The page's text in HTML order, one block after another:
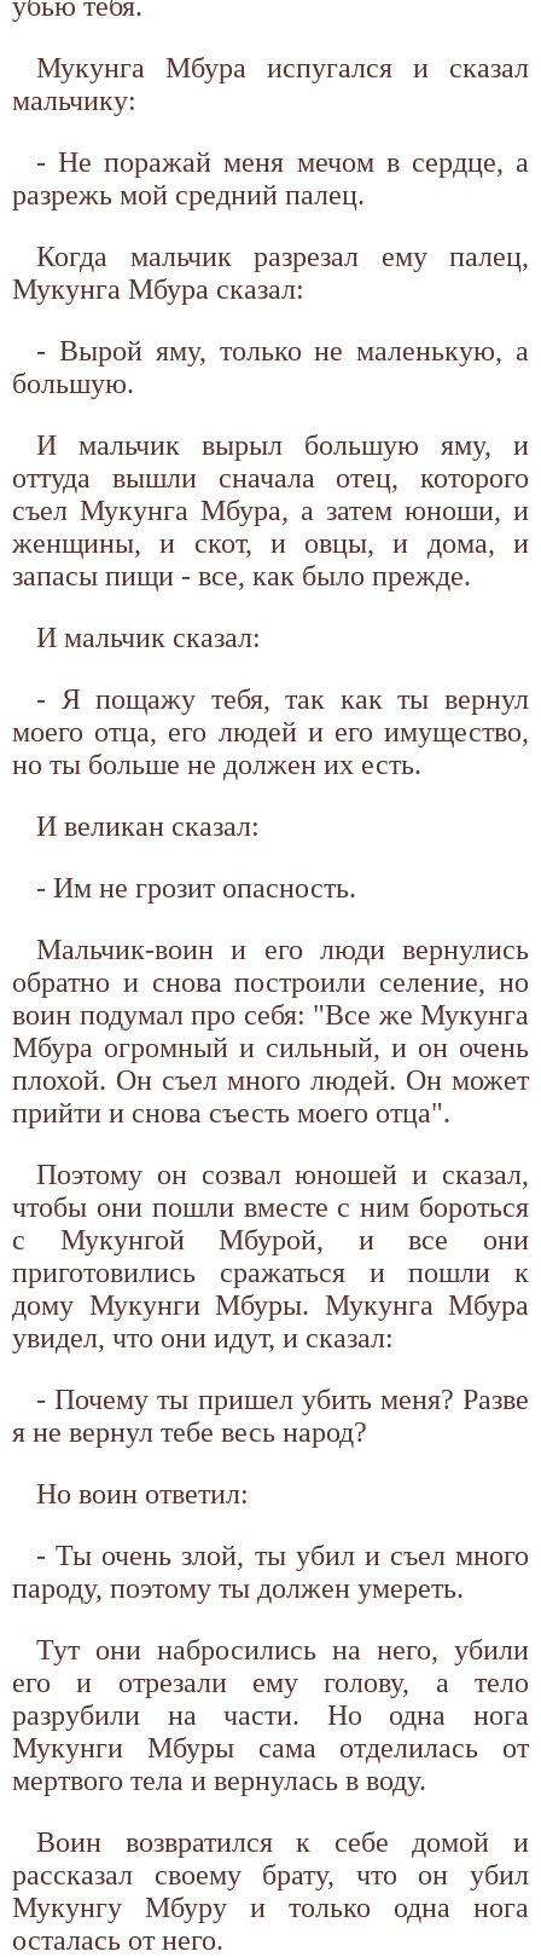
Мукунга Мбура испугался и сказал
мальчику:
- Не поражай меня мечом в сердце, а
разрежь мой средний палец.
Когда мальчик разрезал ему палец,
Мукунга Мбура сказал:
- Вырой яму, только не маленькую, а
большую.
И мальчик вырыл большую яму, и
оттуда вышли сначала отец, которого
съел Мукунга Мбура, а затем юноши, и
женщины, и скот, и овцы, и дома, и
запасы пищи - все, как было прежде.
И мальчик сказал:
- Я пощажу тебя, так как ты вернул
моего отца, его людей и его имущество,
но ты больше не должен их есть.
И великан сказал:
- Им не грозит опасность.
Мальчик-воин и его люди вернулись
обратно и снова построили селение, но
воин подумал про себя: "Все же Мукунга
Мбура огромный и сильный, и он очень
плохой. Он съел много людей. Он может
прийти и снова съесть моего отца".
Поэтому он созвал юношей и сказал,
чтобы они пошли вместе с ним бороться
с Мукунгой Мбурой, и все они
приготовились сражаться и пошли к
дому Мукунги Мбуры. Мукунга Мбура
увидел, что они идут, и сказал:
- Почему ты пришел убить меня? Разве
я не вернул тебе весь народ?
Но воин ответил:
- Ты очень злой, ты убил и съел много
пароду, поэтому ты должен умереть.
Тут они набросились на него, убили
его и отрезали ему голову, а тело
разрубили на части. Но одна нога
Мукунги Мбуры сама отделилась от
мертвого тела и вернулась в воду.
Воин возвратился к себе домой и
рассказал своему брату, что он убил
Мукунгу Мбуру и только одна нога
осталась от него.